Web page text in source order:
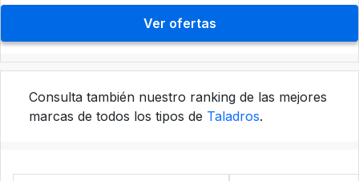
Ver ofertas
Consulta también nuestro ranking de las mejores
marcas de todos los tipos de Taladros.